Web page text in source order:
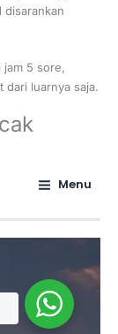
disarankan
jam 5 sore,
dari luarnya saja.